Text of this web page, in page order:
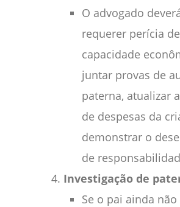
O advogado
requerer perícia de
capacidade
juntar provas de
paterna, atualizar
de despesas da
demonstrar o
de
Investigação de
Se o pai ainda não